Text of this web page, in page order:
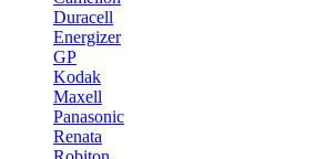
Duracell
Energizer
GP
Kodak
Maxell
Panasonic
Renata